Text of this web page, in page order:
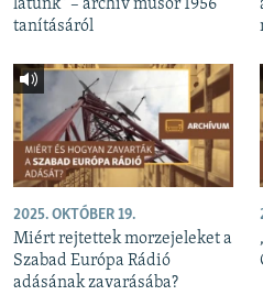
látunk” – archív műsor 1956
tanításáról
2025. OKTÓBER 19.
Miért rejtettek morzejeleket a
Szabad Európa Rádió
adásának zavarásába?